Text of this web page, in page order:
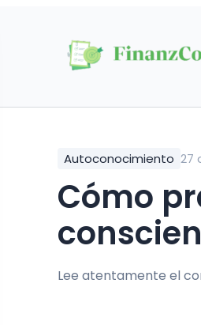
Autoconocimiento 27
Cómo practicar la liberación emocional
Lee atentamente el